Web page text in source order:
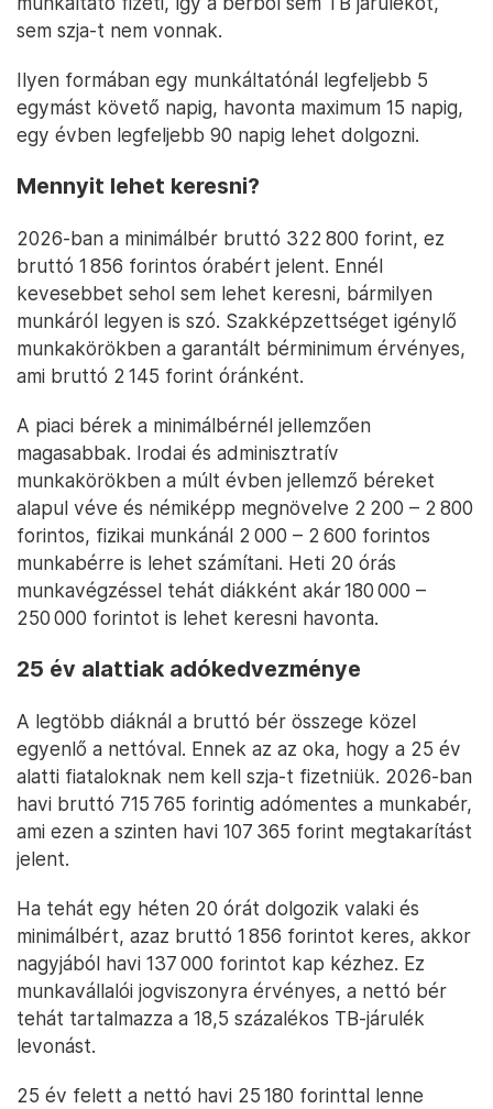
sem szja-t nem vonnak.
Ilyen formában egy munkáltatónál legfeljebb 5
egymást követő napig, havonta maximum 15 napig,
egy évben legfeljebb 90 napig lehet dolgozni.
Mennyit lehet keresni?
2026-ban a minimálbér bruttó 322 800 forint, ez
bruttó 1 856 forintos órabért jelent. Ennél
kevesebbet sehol sem lehet keresni, bármilyen
munkáról legyen is szó. Szakképzettséget igénylő
munkakörökben a garantált bérminimum érvényes,
ami bruttó 2 145 forint óránként.
A piaci bérek a minimálbérnél jellemzően
magasabbak. Irodai és adminisztratív
munkakörökben a múlt évben jellemző béreket
alapul véve és némiképp megnövelve 2 200 – 2 800
forintos, fizikai munkánál 2 000 – 2 600 forintos
munkabérre is lehet számítani. Heti 20 órás
munkavégzéssel tehát diákként akár 180 000 –
250 000 forintot is lehet keresni havonta.
25 év alattiak adókedvezménye
A legtöbb diáknál a bruttó bér összege közel
egyenlő a nettóval. Ennek az az oka, hogy a 25 év
alatti fiataloknak nem kell szja-t fizetniük. 2026-ban
havi bruttó 715 765 forintig adómentes a munkabér,
ami ezen a szinten havi 107 365 forint megtakarítást
jelent.
Ha tehát egy héten 20 órát dolgozik valaki és
minimálbért, azaz bruttó 1 856 forintot keres, akkor
nagyjából havi 137 000 forintot kap kézhez. Ez
munkavállalói jogviszonyra érvényes, a nettó bér
tehát tartalmazza a 18,5 százalékos TB-járulék
levonást.
25 év felett a nettó havi 25 180 forinttal lenne